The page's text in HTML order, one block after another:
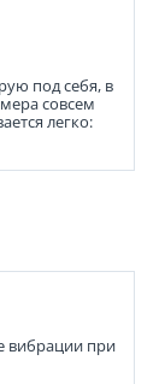
под себя, в
совсем
легко:
вибрации при